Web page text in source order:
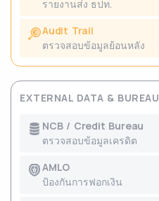
รายงานส่ง ธปท.
Audit Trail
ตรวจสอบข้อมูลย้อนหลัง
EXTERNAL DATA & BUREAU
NCB / Credit Bureau
ตรวจสอบข้อมูลเครดิต
AMLO
ป้องกันการฟอกเงิน